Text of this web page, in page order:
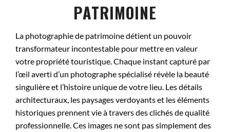
PATRIMOINE
La photographie de patrimoine détient un pouvoir
transformateur incontestable pour mettre en valeur
votre propriété touristique. Chaque instant capturé par
l’œil averti d’un photographe spécialisé révèle la beauté
singulière et l’histoire unique de votre lieu. Les détails
architecturaux, les paysages verdoyants et les éléments
historiques prennent vie à travers des clichés de qualité
professionnelle. Ces images ne sont pas simplement des